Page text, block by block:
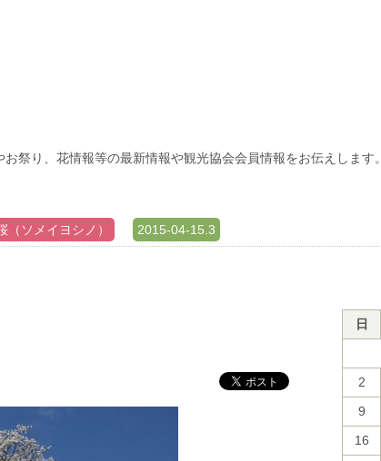
祭り、花情報等の最新情報や観光協会会員情報をお伝えします。
ソメイヨシノ） 2015-04-15.3
日
2
9
16